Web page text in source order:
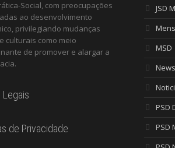
Social, com preocupações
ao desenvolvimento
privilegiando mudanças
culturais como meio
de promover e alargar a
de Privacidade
JSD
MSD
PSD
PSD